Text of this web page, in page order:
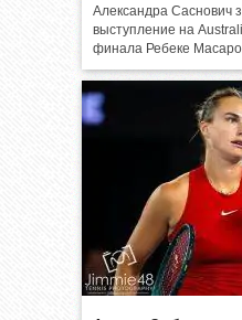
Александра Саснович
выступление на
финала Ребеке